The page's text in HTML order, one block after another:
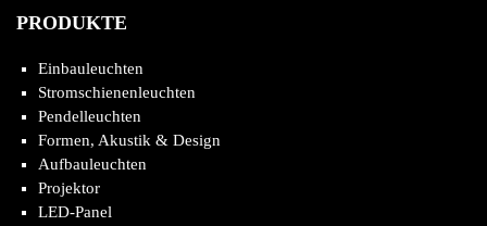
PRODUKTE
Einbauleuchten
Stromschienenleuchten
Pendelleuchten
Formen, Akustik & Design
Aufbauleuchten
Projektor
LED-Panel